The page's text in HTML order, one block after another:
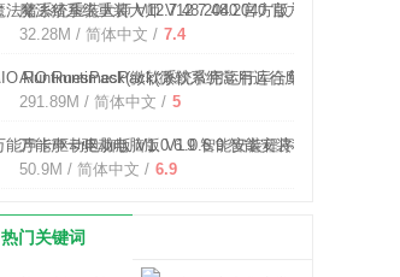
魔法猪系统重装大师 V12.7.48.2040 官方版
32.28M / 简体中文 / 7.4
AIO RuntimesPack(微软系统常用运行库合集)
291.89M / 简体中文 / 5
万能声卡驱动电脑版 V1.0.6.9 智能安装程序版
50.9M / 简体中文 / 6.9
热门关键词